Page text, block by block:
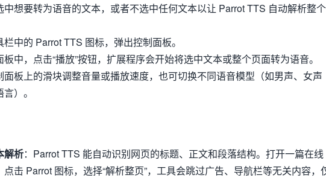
中想要转为语音的文本，或者不选中任何文本以让 Parrot TTS 自动解析整个
栏中的 Parrot TTS 图标，弹出控制面板。
中，点击“播放”按钮，扩展程序会开始将选中文本或整个页面转为语音。
面板上的滑块调整音量或播放速度，也可切换不同语音模型（如男声、女声
）。
解析：Parrot TTS 能自动识别网页的标题、正文和段落结构。打开一篇在线
点击 Parrot 图标，选择“解析整页”，工具会跳过广告、导航栏等无关内容，